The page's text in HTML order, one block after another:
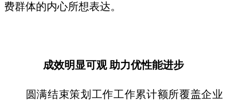
费群体的内心所想表达。
成效明显可观 助力优性能进步
圆满结束策划工作工作累计额所覆盖企业